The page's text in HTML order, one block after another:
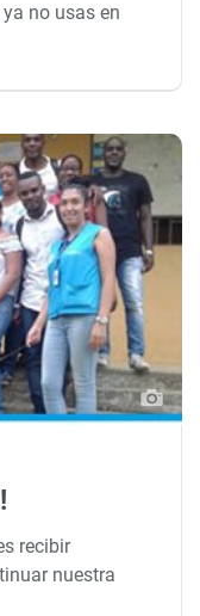
no usas en
recibir
nuestra